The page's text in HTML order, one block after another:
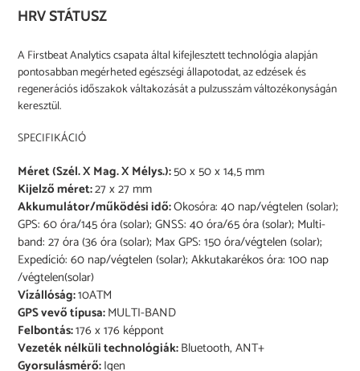
HRV STÁTUSZ
A Firstbeat Analytics csapata által kifejlesztett technológia alapján
pontosabban megérheted egészségi állapotodat, az edzések és
regenerációs időszakok váltakozását a pulzusszám változékonyságán
keresztül.
SPECIFIKÁCIÓ
Méret (Szél. X Mag. X Mélys.):50 x 50 x 14,5 mm
Kijelző méret:27 x 27 mm
Akkumulátor/működési idő:Okosóra: 40 nap/végtelen (solar);
GPS: 60 óra/145 óra (solar); GNSS: 40 óra/65 óra (solar); Multi-
band: 27 óra (36 óra (solar); Max GPS: 150 óra/végtelen (solar);
Expedíció: 60 nap/végtelen (solar); Akkutakarékos óra: 100 nap
/végtelen(solar)
Vízállóság:10ATM
GPS vevő típusa:MULTI-BAND
Felbontás:176 x 176 képpont
Vezeték nélküli technológiák:Bluetooth, ANT+
Gyorsulásmérő:Igen